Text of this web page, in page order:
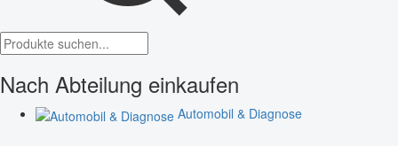
Nach Abteilung einkaufen
Automobil & Diagnose